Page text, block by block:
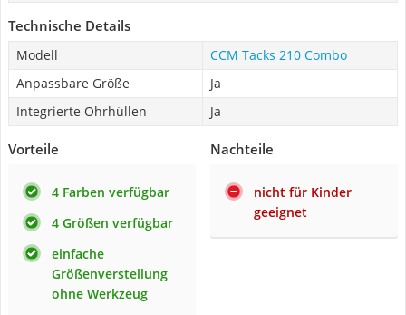
Technische Details
Modell
CCM Tacks 210 Combo
Anpassbare Größe
Ja
Integrierte Ohrhüllen
Ja
Vorteile
4 Farben verfügbar
4 Größen verfügbar
einfache
Größenverstellung
ohne Werkzeug
Nachteile
nicht für Kinder
geeignet